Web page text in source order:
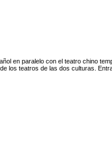
en paralelo con el teatro chino
los teatros de las dos culturas.